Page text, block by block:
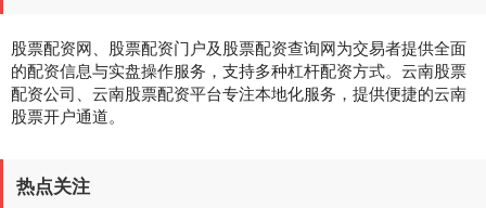
股票配资网、股票配资门户及股票配资查询网为交易者提供全面
的配资信息与实盘操作服务，支持多种杠杆配资方式。云南股票
配资公司、云南股票配资平台专注本地化服务，提供便捷的云南
股票开户通道。
热点关注